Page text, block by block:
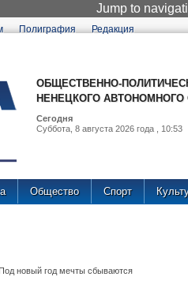
Jump to
Полиграфия Редакция
ОБЩЕСТВЕННО-
НЕНЕЦКОГО АВТОНОМНОГО
Сегодня
Суббота, 8 августа 2026 года , 10:53
Общество Спорт
Под новый год мечты сбываются